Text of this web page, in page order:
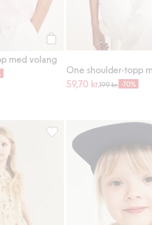
med volang
One shoulder-topp
59,70 kr.199 kr. -70%
Chiffongkjole med